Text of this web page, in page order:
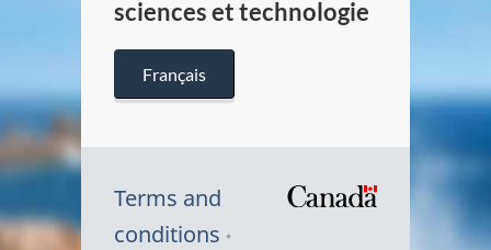
sciences et technologie
Français
Terms and
conditions
Symbole